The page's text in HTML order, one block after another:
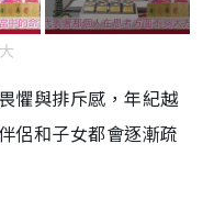
懼與排斥感，年紀越
侶和子女都會逐漸疏